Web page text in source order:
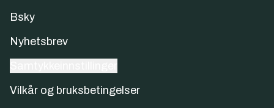
Bsky
Nyhetsbrev
Vilkår og bruksbetingelser